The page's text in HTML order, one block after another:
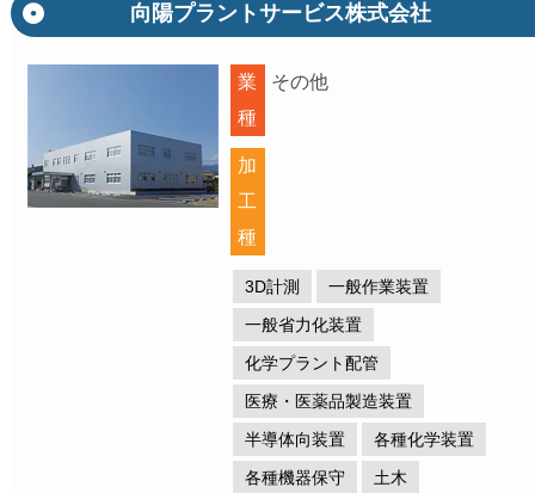
向陽プラントサービス株式会社
業
種
その他
加
工
種
3D計測
一般作業装置
一般省力化装置
化学プラント配管
医療・医薬品製造装置
半導体向装置
各種化学装置
各種機器保守
土木